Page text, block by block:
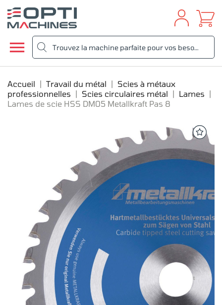

Accueil Travail du métal
Scies à métaux
professionnelles
Scies circulaires métal
Lames
Lames de scie HSS DM05 Metallkraft Pas 8